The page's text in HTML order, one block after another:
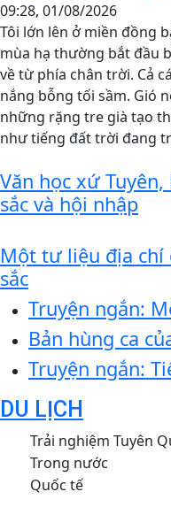
09:28, 01/08/2026
Tôi lớn lên ở miền đồng
mùa hạ thường bắt đầu
về từ phía chân trời. Cả
nắng bỗng tối sầm. Gió
những rặng tre già tạo
như tiếng đất trời đang
Văn học xứ Tuyên,
sắc và hội nhập
Một tư liệu địa chí
sắc
Truyện ngắn:
Bản hùng ca
Truyện ngắn:
DU LỊCH